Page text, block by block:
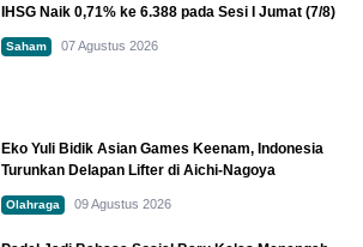
IHSG Naik 0,71% ke 6.388 pada Sesi I Jumat (7/8)
Saham 07 Agustus 2026
Eko Yuli Bidik Asian Games Keenam, Indonesia
Turunkan Delapan Lifter di Aichi-Nagoya
Olahraga 09 Agustus 2026